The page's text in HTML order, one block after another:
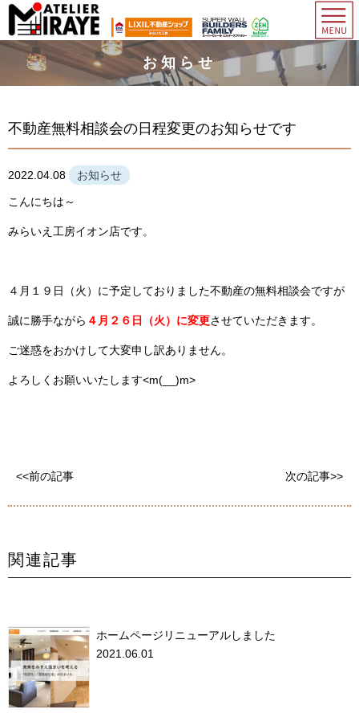
お知らせ
不動産無料相談会の日程変更のお知らせです
2022.04.08 お知らせ
こんにちは～
みらいえ工房イオン店です。
４月１９日（火）に予定しておりました不動産の無料相談会ですが
誠に勝手ながら ４月２６日（火）に変更させていただきます。
ご迷惑をおかけして大変申し訳ありません。
よろしくお願いいたします<m(__)m>
<<前の記事 次の記事>>
関連記事
ホームページリニューアルしました
2021.06.01